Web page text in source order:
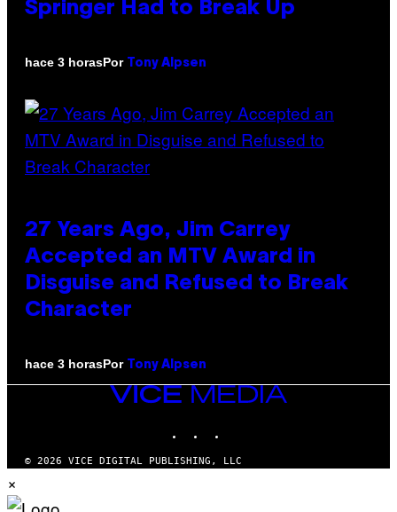
Springer Had to Break Up
hace 3 horasPor Tony Alpsen
27 Years Ago, Jim Carrey
Accepted an MTV Award in
Disguise and Refused to Break
Character
hace 3 horasPor Tony Alpsen
VICE
MEDIA
© 2026 VICE DIGITAL PUBLISHING, LLC
×